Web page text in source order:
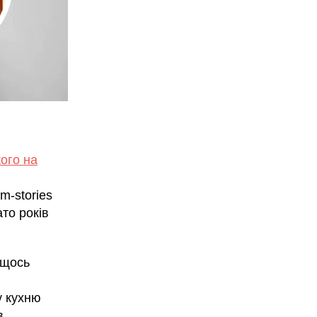
на
stories
років
кухню